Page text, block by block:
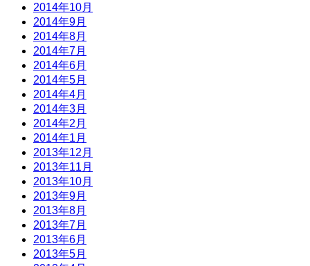
2014年10月
2014年9月
2014年8月
2014年7月
2014年6月
2014年5月
2014年4月
2014年3月
2014年2月
2014年1月
2013年12月
2013年11月
2013年10月
2013年9月
2013年8月
2013年7月
2013年6月
2013年5月